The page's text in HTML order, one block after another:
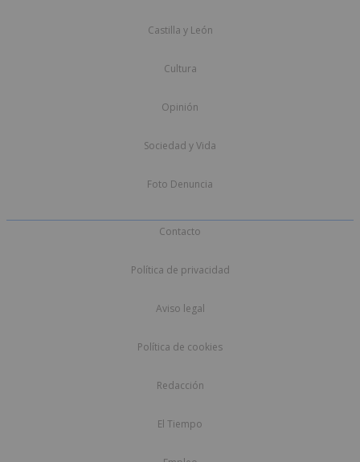
Castilla y León
Cultura
Opinión
Sociedad y Vida
Foto Denuncia
Contacto
Política de privacidad
Aviso legal
Política de cookies
Redacción
El Tiempo